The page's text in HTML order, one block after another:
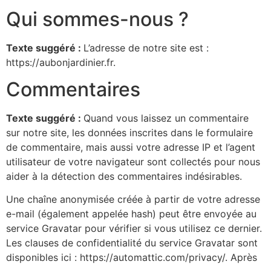
Qui sommes-nous ?
Texte suggéré : L’adresse de notre site est :
https://aubonjardinier.fr.
Commentaires
Texte suggéré : Quand vous laissez un commentaire
sur notre site, les données inscrites dans le formulaire
de commentaire, mais aussi votre adresse IP et l’agent
utilisateur de votre navigateur sont collectés pour nous
aider à la détection des commentaires indésirables.
Une chaîne anonymisée créée à partir de votre adresse
e-mail (également appelée hash) peut être envoyée au
service Gravatar pour vérifier si vous utilisez ce dernier.
Les clauses de confidentialité du service Gravatar sont
disponibles ici : https://automattic.com/privacy/. Après